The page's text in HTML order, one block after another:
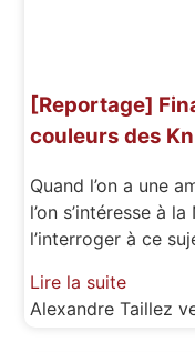
[Reportage]
couleurs des
Quand l’on a une
l’on s’intéresse à
l’interroger à ce
Lire la suite
Alexandre Taillez